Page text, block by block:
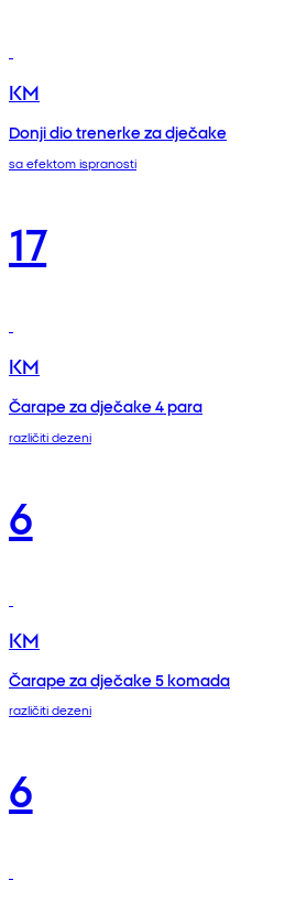
KM
Donji dio trenerke za dječake
sa efektom ispranosti
17
KM
Čarape za dječake 4 para
različiti dezeni
6
KM
Čarape za dječake 5 komada
različiti dezeni
6